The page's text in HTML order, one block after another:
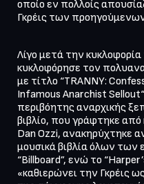
οποίο εν πολλοίς
Γκρέις των
Λίγο μετά την
κυκλοφόρησε τον
με τίτλο “TRANNY:
Infamous Anarchist
περιβόητης αναρχικής
βιβλίο, που γράφτηκε
Dan Ozzi, ανακηρύχτηκε
μουσικά βιβλία όλων των
“Billboard”, ενώ το
«καθιερώνει την Γκρέις